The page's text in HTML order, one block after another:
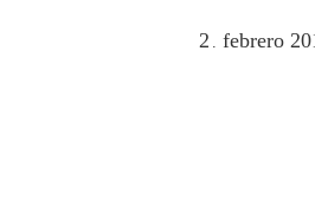
2 . febrero